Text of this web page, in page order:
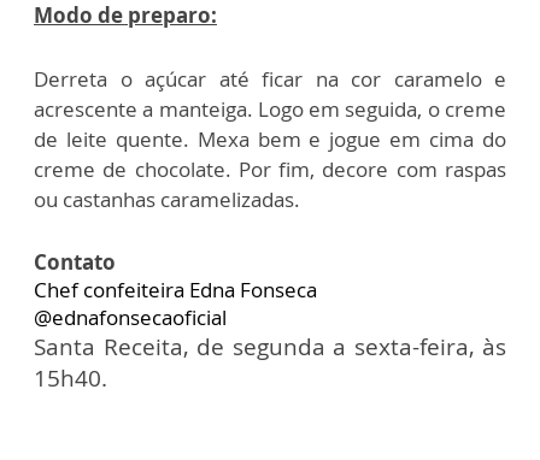
Modo de preparo:
Derreta o açúcar até ficar na cor caramelo e
acrescente a manteiga. Logo em seguida, o creme
de leite quente. Mexa bem e jogue em cima do
creme de chocolate. Por fim, decore com raspas
ou castanhas caramelizadas.
Contato
Chef confeiteira Edna Fonseca
@ednafonsecaoficial
Santa Receita, de segunda a sexta-feira, às
15h40.